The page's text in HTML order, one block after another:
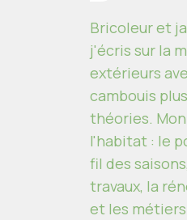
Bricoleur et
j'écris sur la
extérieurs
cambouis
théories.
l'habitat : le
fil des
travaux, la
et les